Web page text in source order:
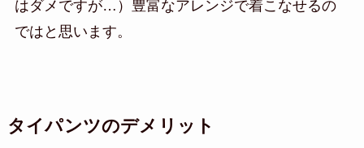
はダメですが…）豊富なアレンジで着こなせるの
ではと思います。
タイパンツのデメリット